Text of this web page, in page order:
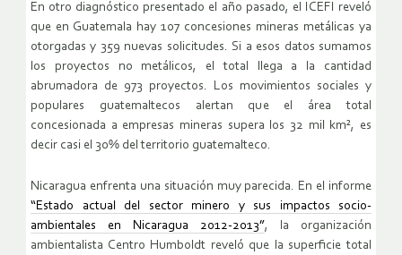
En otro diagnóstico presentado el año pasado, el ICEFI reveló
que en Guatemala hay 107 concesiones mineras metálicas ya
otorgadas y 359 nuevas solicitudes. Si a esos datos sumamos
los proyectos no metálicos, el total llega a la cantidad
abrumadora de 973 proyectos. Los movimientos sociales y
populares guatemaltecos alertan que el área total
concesionada a empresas mineras supera los 32 mil km², es
decir casi el 30% del territorio guatemalteco.
Nicaragua enfrenta una situación muy parecida. En el informe
“Estado actual del sector minero y sus impactos socio-
ambientales en Nicaragua 2012-2013”, la organización
ambientalista Centro Humboldt reveló que la superficie total